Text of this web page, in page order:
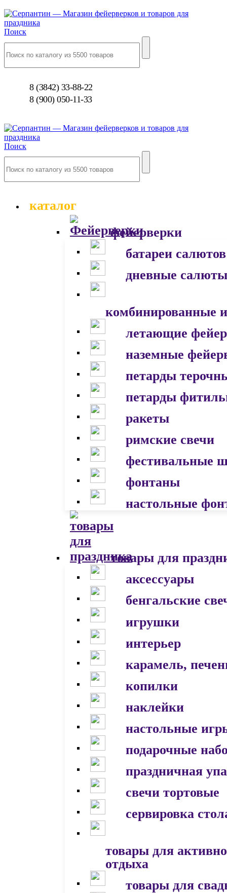
Поиск
8 (3842) 33-88-22
8 (900) 050-11-33
Поиск
каталог
фейерверки
батареи салютов
дневные салюты
комбинированные
летающие
наземные
петарды
петарды
ракеты
римские свечи
фестивальные
фонтаны
настольные
товары для
аксессуары
бенгальские
игрушки
интерьер
карамель,
копилки
наклейки
настольные
подарочные
праздничная
свечи тортовые
сервировка
товары для
отдыха
товары для